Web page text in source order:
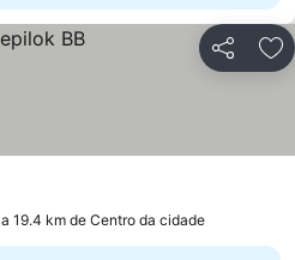
Partilhar
a 19.4 km de Centro da cidade